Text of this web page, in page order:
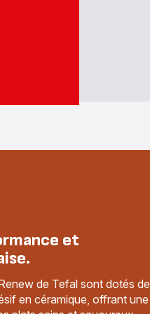
et
de Tefal sont dotés de
en céramique, offrant une